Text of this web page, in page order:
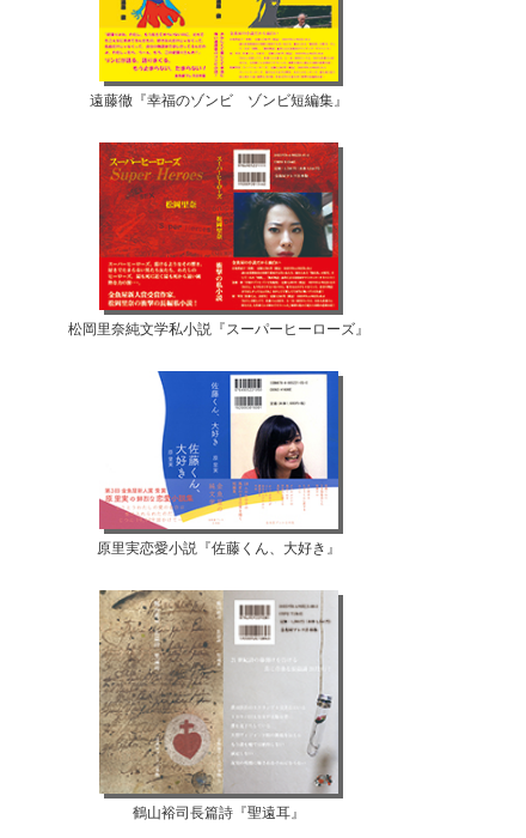
遠藤徹『幸福のゾンビ ゾンビ短編集』
松岡里奈純文学私小説『スーパーヒーローズ』
原里実恋愛小説『佐藤くん、大好き』
鶴山裕司長篇詩『聖遠耳』